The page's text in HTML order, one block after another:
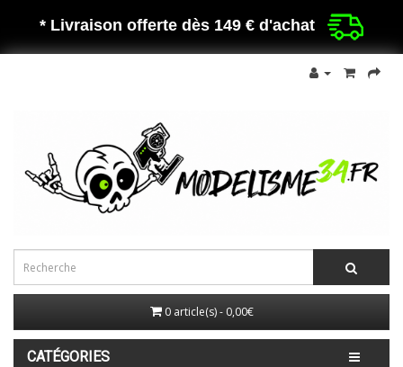
* Livraison offerte dès 149 € d'achat
0 article(s) - 0,00€
CATÉGORIES